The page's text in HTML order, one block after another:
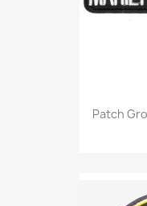
Patch